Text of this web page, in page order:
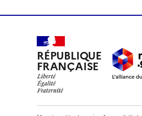
RÉPUBLIQUE
FRANÇAISE